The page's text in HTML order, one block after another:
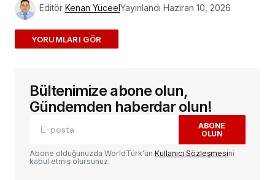
Editör Kenan YüceelYayınlandı Haziran 10, 2026
ADD A COMMENT
E-posta adresiniz yayınlanmayacak.
alanlar*ile işaretlenmişlerdir
Yorum
Bültenimize abone olun,
Gündemden haberdar olun!
ABONE
OLUN
Abone olduğunuzda WorldTürk'ün Kullanıcı Sözleşmesini
kabul etmiş olursunuz.